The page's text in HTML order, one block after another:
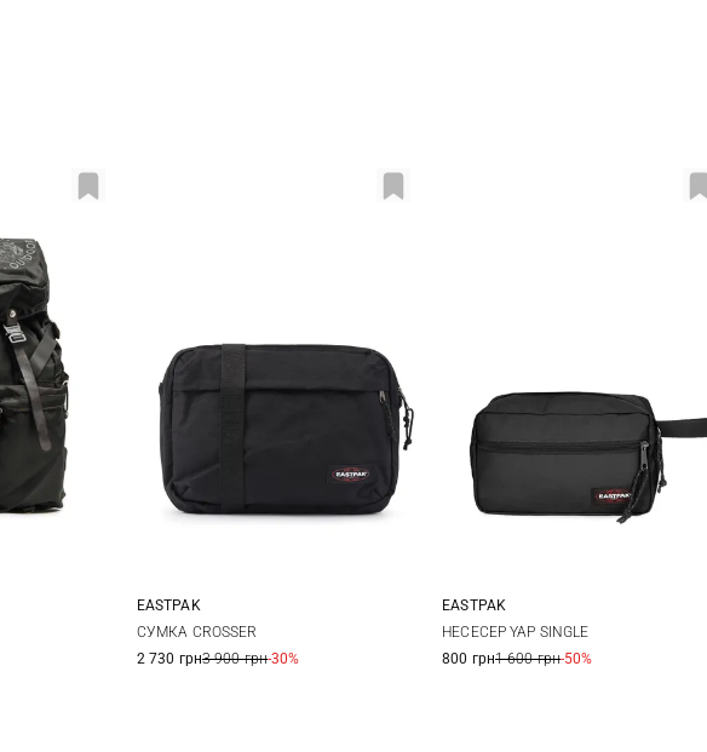
One Size
EASTPAK
СУМКА CROSSER
2 730 грн3 900 грн-30%
One Size
EASTPAK
НЕСЕСЕР YAP SINGLE
800 грн1 600 грн-50%